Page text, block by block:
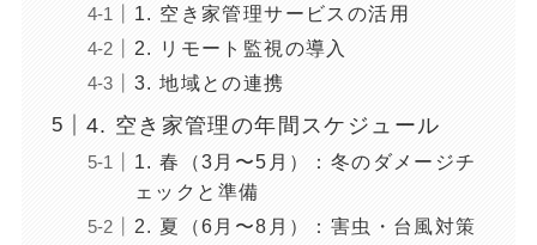
1. 空き家管理サービスの活用
2. リモート監視の導入
3. 地域との連携
4. 空き家管理の年間スケジュール
1. 春（3月〜5月）：冬のダメージチ
ェックと準備
2. 夏（6月〜8月）：害虫・台風対策